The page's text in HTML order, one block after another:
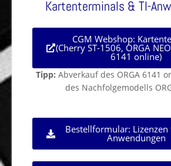
Kartenterminals & TI-
CGM Webshop:
(Cherry ST-1506, ORGA
6141 online)
Tipp: Abverkauf des ORGA 6141
des Nachfolgemodells
Bestellformular: Lizenzen
Anwendungen